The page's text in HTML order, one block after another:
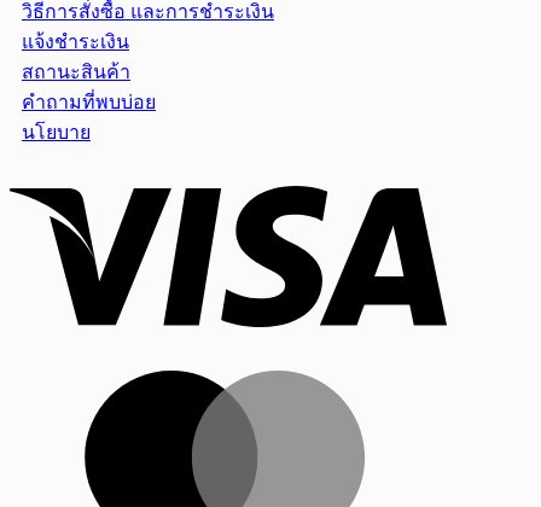
วิธีการสั่งซื้อ และการชำระเงิน
แจ้งชำระเงิน
สถานะสินค้า
คำถามที่พบบ่อย
นโยบาย